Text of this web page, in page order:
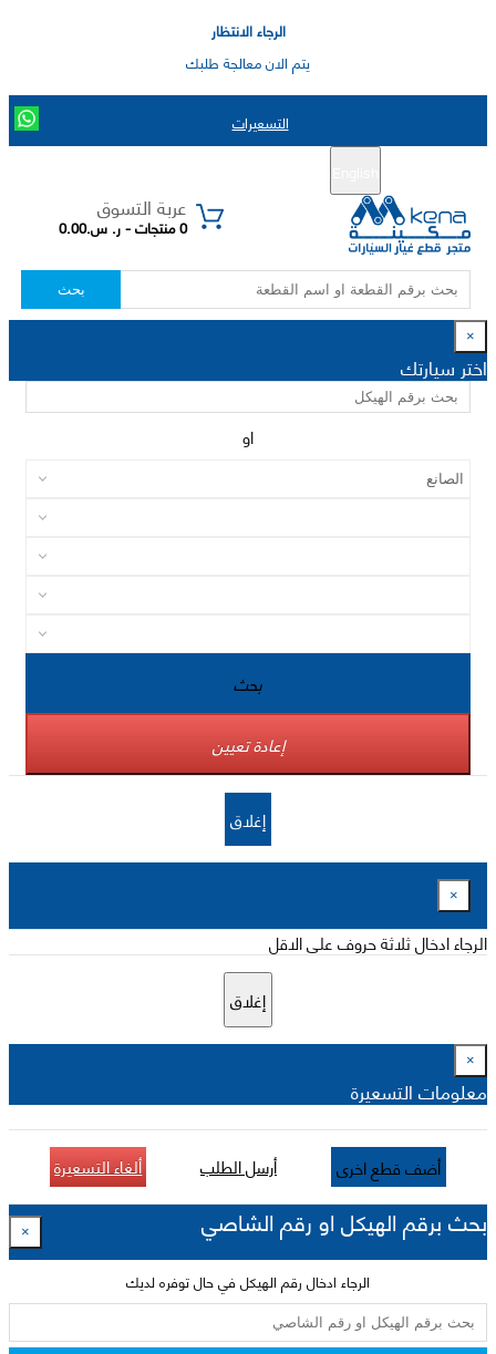
الرجاء الانتظار
يتم الان معالجة طلبك
التسعيرات
عربة التسوق
0 منتجات - ر. س.0.00
بحث
×
اختر سيارتك
او
بحث
إعادة تعيين
إغلاق
×
الرجاء ادخال ثلاثة حروف على الاقل
إغلاق
×
معلومات التسعيرة
أضف قطع اخرى أرسل الطلب ألغاء التسعيرة
بحث برقم الهيكل او رقم الشاصي ×
الرجاء ادخال رقم الهيكل في حال توفره لديك